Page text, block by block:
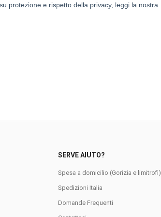
SERVE AIUTO?
Spesa a domicilio (Gorizia e limitrofi)
Spedizioni Italia
Domande Frequenti